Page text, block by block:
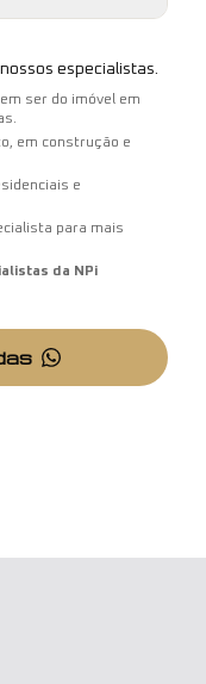
especialistas.
ser do imóvel em
em construção e
e
para mais
da NPi